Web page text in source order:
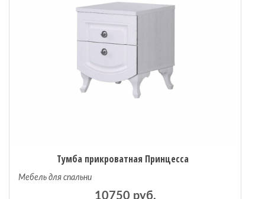
Тумба прикроватная Принцесса
Мебель для спальни
10750 руб.